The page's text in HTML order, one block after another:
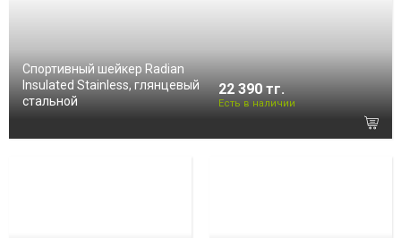
Спортивный шейкер Radian
Insulated Stainless, глянцевый
стальной
22 390 тг.
Есть в наличии